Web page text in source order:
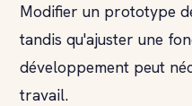
Modifier un prototype
tandis qu'ajuster une
développement peut
travail.